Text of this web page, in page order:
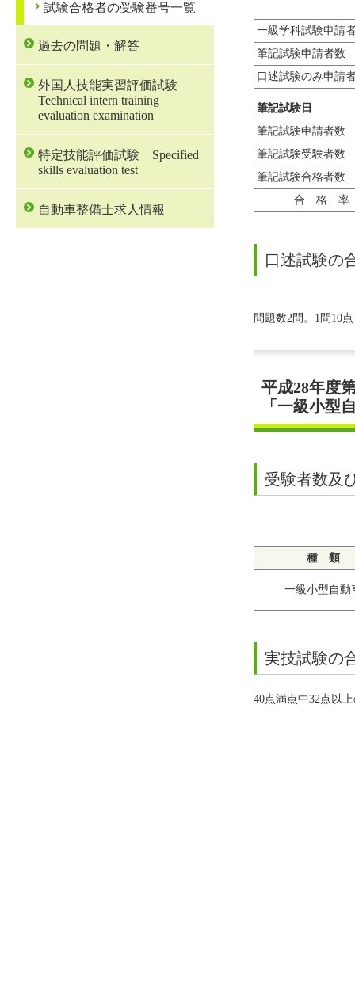
一級学科試験申請
筆記試験申請者数
口述試験のみ申請
筆記試験日
筆記試験申請者数
筆記試験受験者数
筆記試験合格者数
合 格 率
口述試験の
問題数2問。1問10
平成28年度
「一級小型
受験者数及
種 類
一級小型自動
実技試験の
40点満点中32点以
試験合格者の受験番号一覧
過去の問題・解答
外国人技能実習評価試験
Technical intern training
evaluation examination
特定技能評価試験 Specified
skills evaluation test
自動車整備士求人情報